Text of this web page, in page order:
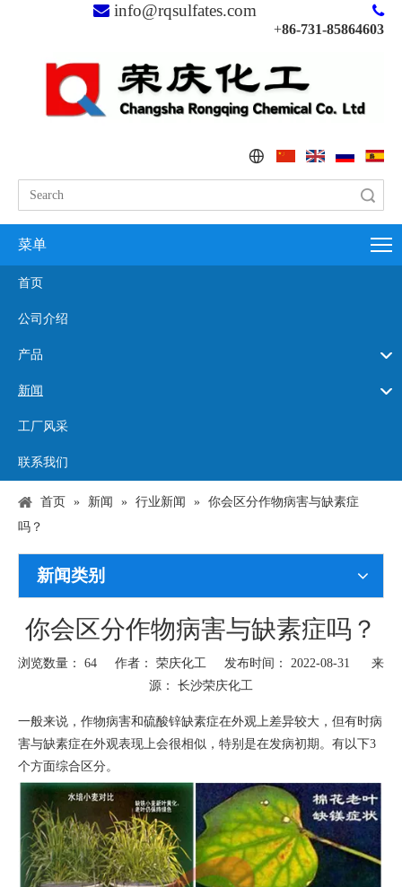
 info@rqsulfates.com 
+86-731-85864603
菜单
首页
公司介绍
产品
新闻
工厂风采
联系我们
首页 » 新闻 » 行业新闻 » 你会区分作物病害与缺素症
吗？
新闻类别
你会区分作物病害与缺素症吗？
浏览数量： 64 作者： 荣庆化工 发布时间： 2022-08-31 来
源： 长沙荣庆化工
["wechat","weibo","qzone","douban","email"]
一般来说，作物病害和硫酸锌缺素症在外观上差异较大，但有时病
害与缺素症在外观表现上会很相似，特别是在发病初期。有以下3
个方面综合区分。